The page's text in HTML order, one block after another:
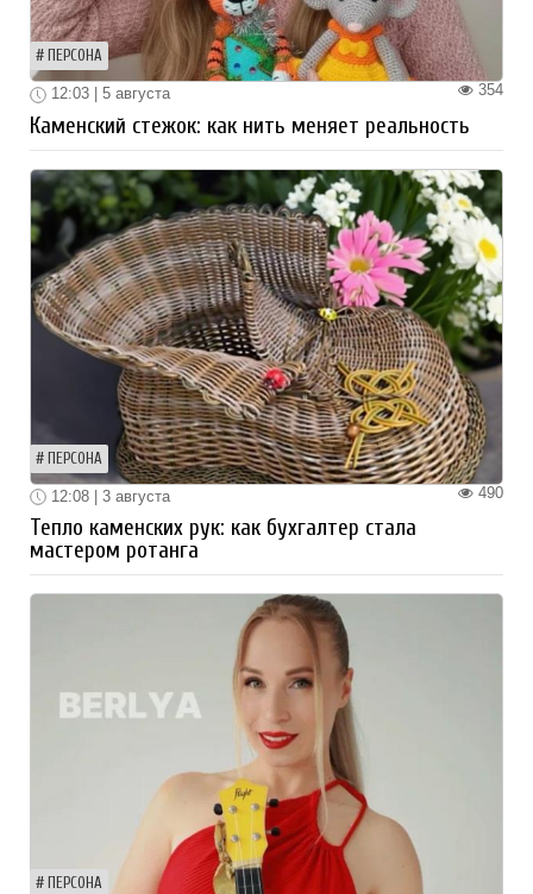
ПЕРСОНА
354
12:03 | 5 августа
Каменский стежок: как нить меняет реальность
ПЕРСОНА
490
12:08 | 3 августа
Тепло каменских рук: как бухгалтер стала
мастером ротанга
ПЕРСОНА